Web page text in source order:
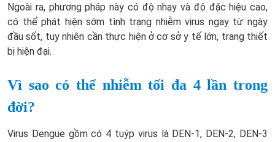
Ngoài ra, phương pháp này có độ nhạy và độ đặc hiệu cao,
có thể phát hiện sớm tình trạng nhiễm virus ngay từ ngày
đầu sốt, tuy nhiên cần thực hiện ở cơ sở y tế lớn, trang thiết
bị hiện đại.
Vì sao có thể nhiễm tối đa 4 lần trong
đời?
Virus Dengue gồm có 4 tuýp virus là DEN-1, DEN-2, DEN-3